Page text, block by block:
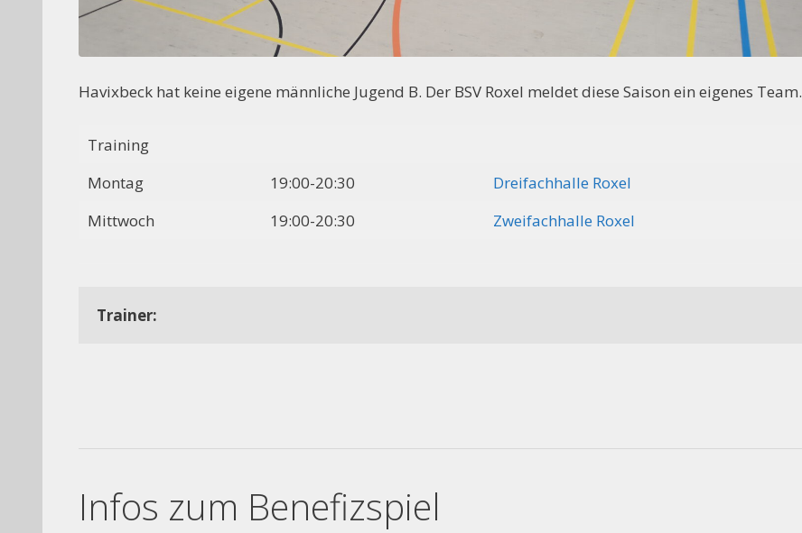
Havixbeck hat keine eigene männliche Jugend B. Der BSV Roxel meldet diese Saison ein eigenes Team.
Training
Montag
19:00-20:30
Dreifachhalle Roxel
Mittwoch
19:00-20:30 Zweifachhalle Roxel
Trainer:
Infos zum Benefizspiel